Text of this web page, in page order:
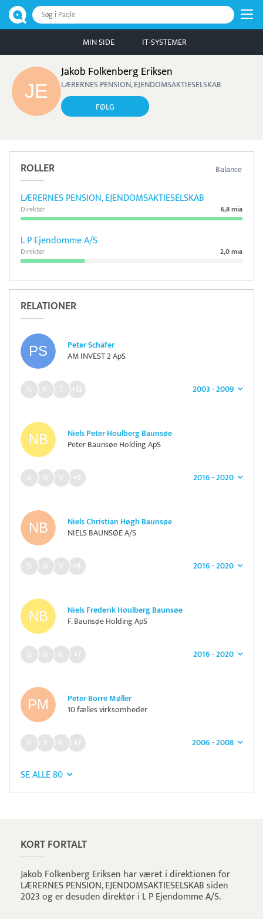
Søg i Paqle
MIN SIDE IT-SYSTEMER
Jakob Folkenberg Eriksen
LÆRERNES PENSION, EJENDOMSAKTIESELSKAB
FØLG
Balance
ROLLER
LÆRERNES PENSION, EJENDOMSAKTIESELSKAB
6,8 mia
Direktør
L P Ejendomme A/S
2,0 mia
Direktør
RELATIONER
Peter Schäfer
AM INVEST 2 ApS
2003 - 2009
+12
Niels Peter Houlberg Baunsøe
Peter Baunsøe Holding ApS
2016 - 2020
+9
Niels Christian Høgh Baunsøe
NIELS BAUNSØE A/S
2016 - 2020
+8
Niels Frederik Houlberg Baunsøe
F. Baunsøe Holding ApS
2016 - 2020
+7
Peter Borre Møller
10 fælles virksomheder
2006 - 2008
+7
SE ALLE 80
KORT FORTALT
Jakob Folkenberg Eriksen har været i direktionen for
LÆRERNES PENSION, EJENDOMSAKTIESELSKAB siden
2023 og er desuden direktør i L P Ejendomme A/S.